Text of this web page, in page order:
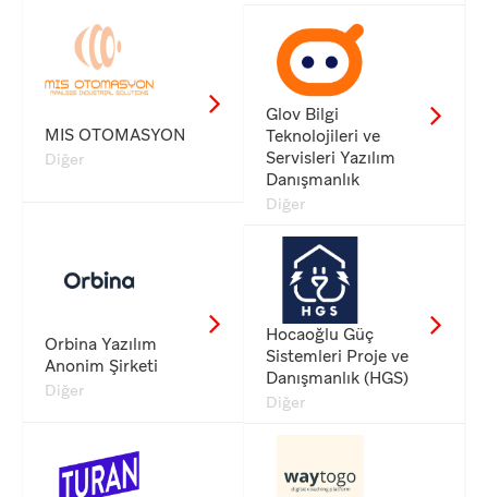
MIS OTOMASYON
Diğer
Glov Bilgi
Teknolojileri ve
Servisleri Yazılım
Danışmanlık
Diğer
Orbina Yazılım
Anonim Şirketi
Diğer
Hocaoğlu Güç
Sistemleri Proje ve
Danışmanlık (HGS)
Diğer